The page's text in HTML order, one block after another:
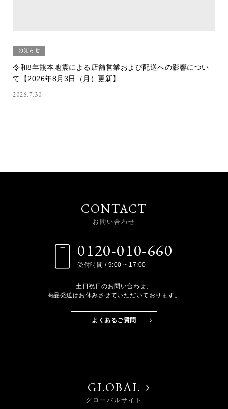
お知らせ
令和8年熊本地震による店舗営業および配送への影響につい
て【2026年8月3日（月）更新】
2026.7.30
CONTACT
お問い合わせ
0120-010-660
受付時間 / 9:00 ~ 17:00
土日祝日のお問い合わせ、
商品発送はお休みさせていただいております。
よくあるご質問
GLOBAL
グローバルサイト